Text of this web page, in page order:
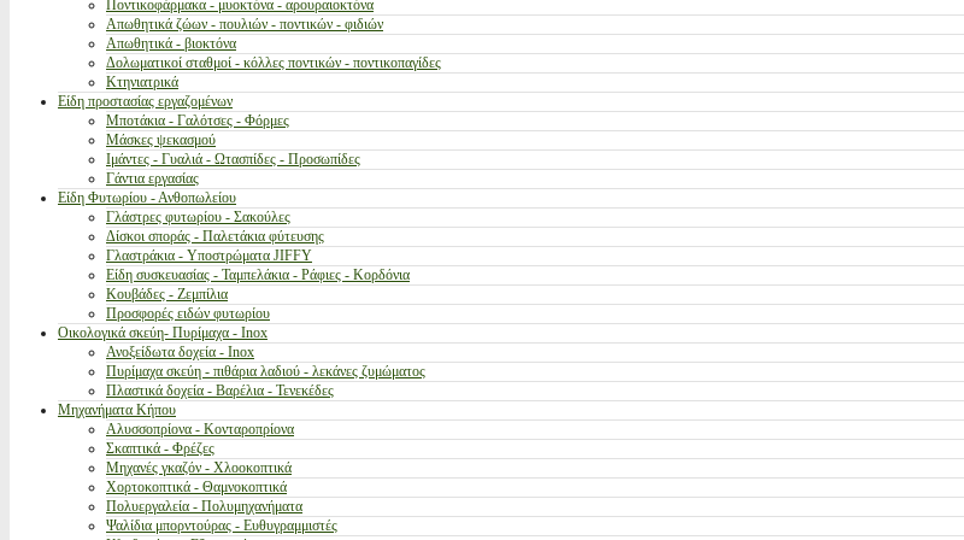
Ποντικοφάρμακα - μυοκτόνα - αρουραιοκτόνα
Απωθητικά ζώων - πουλιών - ποντικών - φιδιών
Απωθητικά - βιοκτόνα
Δολωματικοί σταθμοί - κόλλες ποντικών - ποντικοπαγίδες
Κτηνιατρικά
Είδη προστασίας εργαζομένων
Μποτάκια - Γαλότσες - Φόρμες
Μάσκες ψεκασμού
Ιμάντες - Γυαλιά - Ωτασπίδες - Προσωπίδες
Γάντια εργασίας
Είδη Φυτωρίου - Ανθοπωλείου
Γλάστρες φυτωρίου - Σακούλες
Δίσκοι σποράς - Παλετάκια φύτευσης
Γλαστράκια - Υποστρώματα JIFFY
Είδη συσκευασίας - Ταμπελάκια - Ράφιες - Κορδόνια
Κουβάδες - Ζεμπίλια
Προσφορές ειδών φυτωρίου
Οικολογικά σκεύη- Πυρίμαχα - Inox
Ανοξείδωτα δοχεία - Inox
Πυρίμαχα σκεύη - πιθάρια λαδιού - λεκάνες ζυμώματος
Πλαστικά δοχεία - Βαρέλια - Τενεκέδες
Μηχανήματα Κήπου
Αλυσσοπρίονα - Κονταροπρίονα
Σκαπτικά - Φρέζες
Μηχανές γκαζόν - Χλοοκοπτικά
Χορτοκοπτικά - Θαμνοκοπτικά
Πολυεργαλεία - Πολυμηχανήματα
Ψαλίδια μπορντούρας - Ευθυγραμμιστές